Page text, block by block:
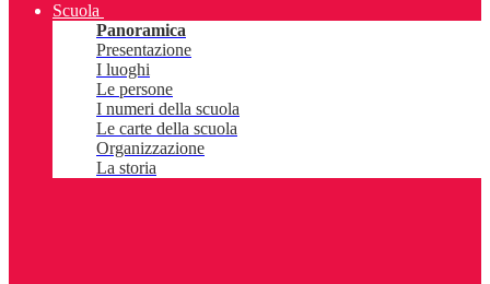
Scuola
Panoramica
Presentazione
I luoghi
Le persone
I numeri della scuola
Le carte della scuola
Organizzazione
La storia